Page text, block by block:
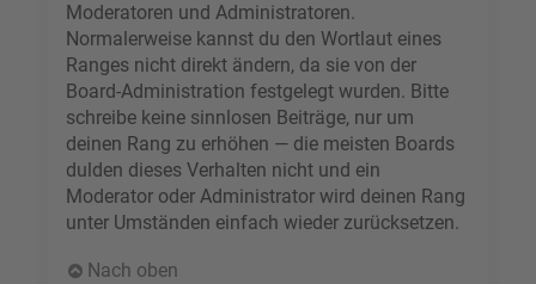
Moderatoren und Administratoren.
Normalerweise kannst du den Wortlaut eines
Ranges nicht direkt ändern, da sie von der
Board-Administration festgelegt wurden. Bitte
schreibe keine sinnlosen Beiträge, nur um
deinen Rang zu erhöhen — die meisten Boards
dulden dieses Verhalten nicht und ein
Moderator oder Administrator wird deinen Rang
unter Umständen einfach wieder zurücksetzen.
Nach oben